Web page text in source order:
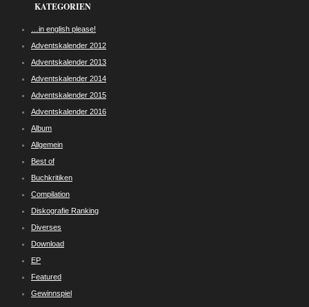
KATEGORIEN
…in english please!
Adventskalender 2012
Adventskalender 2013
Adventskalender 2014
Adventskalender 2015
Adventskalender 2016
Album
Allgemein
Best of
Buchkritiken
Compilation
Diskografie Ranking
Diverses
Download
EP
Featured
Gewinnspiel